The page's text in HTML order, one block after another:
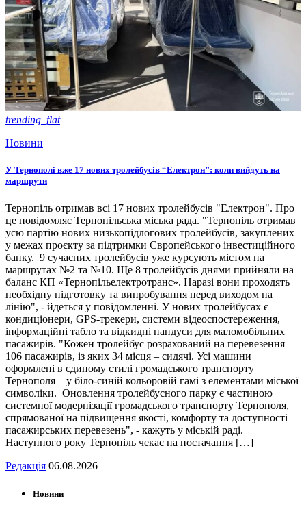
trending_flat
Новини
У Тернополі вже 17 нових тролейбусів “Електрон”: коли вийдуть на
маршрути
Тернопіль отримав всі 17 нових тролейбусів "Електрон". Про
це повідомляє Тернопільська міська рада. "Тернопіль отримав
усю партію нових низькопідлогових тролейбусів, закуплених
у межах проєкту за підтримки Європейського інвестиційного
банку. 9 сучасних тролейбусів уже курсують містом на
маршрутах №2 та №10. Ще 8 тролейбусів днями прийняли на
баланс КП «Тернопільелектротранс». Наразі вони проходять
необхідну підготовку та випробування перед виходом на
лінію", - йдеться у повідомленні. У нових тролейбусах є
кондиціонери, GPS-трекери, системи відеоспостереження,
інформаційні табло та відкидні пандуси для маломобільних
пасажирів. "Кожен тролейбус розрахований на перевезення
106 пасажирів, із яких 34 місця – сидячі. Усі машини
оформлені в єдиному стилі громадського транспорту
Тернополя – у біло-синій кольоровій гамі з елементами міської
символіки. Оновлення тролейбусного парку є частиною
системної модернізації громадського транспорту Тернополя,
спрямованої на підвищення якості, комфорту та доступності
пасажирських перевезень", - кажуть у міській раді.
Наступного року Тернопіль чекає на постачання […]
Редакція 06.08.2026
Новини